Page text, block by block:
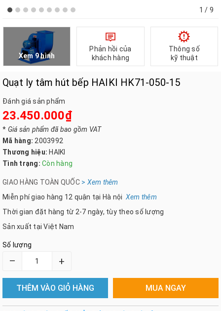
1 / 9
Xem 9 hình
Phản hồi của
khách hàng
Thông số
kỹ thuật
Quạt ly tâm hút bếp HAIKI HK71-050-15
Đánh giá sản phẩm
23.450.000₫
* Giá sản phẩm đã bao gồm VAT
Mã hàng: 2003992
Thương hiệu: HAIKI
Tình trạng: Còn hàng
GIAO HÀNG TOÀN QUỐC > Xem thêm
Miễn phí giao hàng 12 quận tại Hà nội Xem thêm
Thời gian đặt hàng từ 2-7 ngày, tùy theo số lượng
Sản xuất tại Việt Nam
Số lượng
– +
THÊM VÀO GIỎ HÀNG MUA NGAY